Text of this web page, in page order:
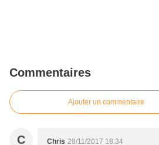
Commentaires
Ajouter un commentaire
C Chris 28/11/2017 18:34